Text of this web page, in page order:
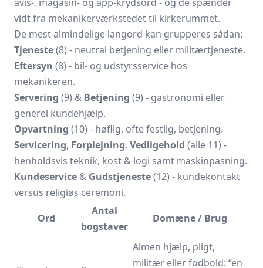
vidt fra mekanikerværkstedet til kirkerummet.
De mest almindelige langord kan grupperes sådan:
Tjeneste(8) - neutral betjening eller militærtjeneste.
Eftersyn (8) - bil- og udstyrsservice hos
mekanikeren.
Servering (9) & Betjening (9) - gastronomi eller
generel kundehjælp.
Opvartning (10) - høflig, ofte festlig, betjening.
Servicering, Forplejning, Vedligehold (alle 11) -
henholdsvis teknik, kost & logi samt maskinpasning.
Kundeservice & Gudstjeneste(12) - kundekontakt
versus religiøs ceremoni.
Ord
Antal
bogstaver
Domæne / Brug
Almen hjælp, pligt,
militær eller fodbold: “en